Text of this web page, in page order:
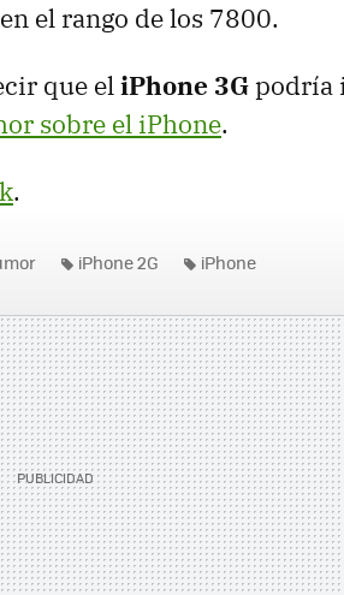
el rango de los 7800.
que eliPhone 3Gpodría
sobre el iPhone.
.
iPhone 2G iPhone